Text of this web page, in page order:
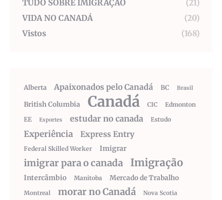
TUDO SOBRE IMIGRAÇÃO
(21)
VIDA NO CANADÁ
(20)
Vistos
(168)
Alberta Apaixonados pelo Canadá BC Brasil
British Columbia Canadá CIC
Edmonton
EE
Esportes estudar no canada Estudo
Experiência Express Entry
Federal Skilled Worker Imigrar
imigrar para o canada Imigração
Intercâmbio Manitoba Mercado de Trabalho
Montreal morar no Canadá Nova Scotia